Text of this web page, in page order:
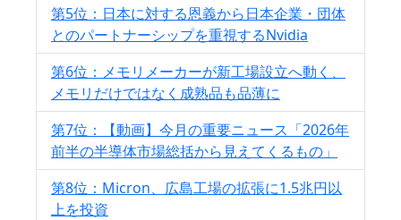
第5位：日本に対する恩義から日本企業・団体
とのパートナーシップを重視するNvidia
第6位：メモリメーカーが新工場設立へ動く、
メモリだけではなく成熟品も品薄に
第7位：【動画】今月の重要ニュース「2026年
前半の半導体市場総括から見えてくるもの」
第8位：Micron、広島工場の拡張に1.5兆円以
上を投資